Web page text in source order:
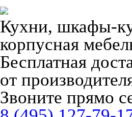
Кухни, шкафы-
корпусная
Бесплатная
от
Звоните прямо